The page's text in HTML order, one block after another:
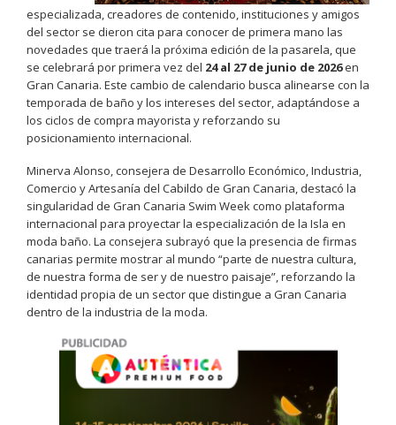
especializada, creadores de contenido, instituciones y amigos
del sector se dieron cita para conocer de primera mano las
novedades que traerá la próxima edición de la pasarela, que
se celebrará por primera vez del 24 al 27 de junio de 2026en
Gran Canaria. Este cambio de calendario busca alinearse con la
temporada de baño y los intereses del sector, adaptándose a
los ciclos de compra mayorista y reforzando su
posicionamiento internacional.
Minerva Alonso, consejera de Desarrollo Económico, Industria,
Comercio y Artesanía del Cabildo de Gran Canaria, destacó la
singularidad de Gran Canaria Swim Week como plataforma
internacional para proyectar la especialización de la Isla en
moda baño. La consejera subrayó que la presencia de firmas
canarias permite mostrar al mundo “parte de nuestra cultura,
de nuestra forma de ser y de nuestro paisaje”, reforzando la
identidad propia de un sector que distingue a Gran Canaria
dentro de la industria de la moda.